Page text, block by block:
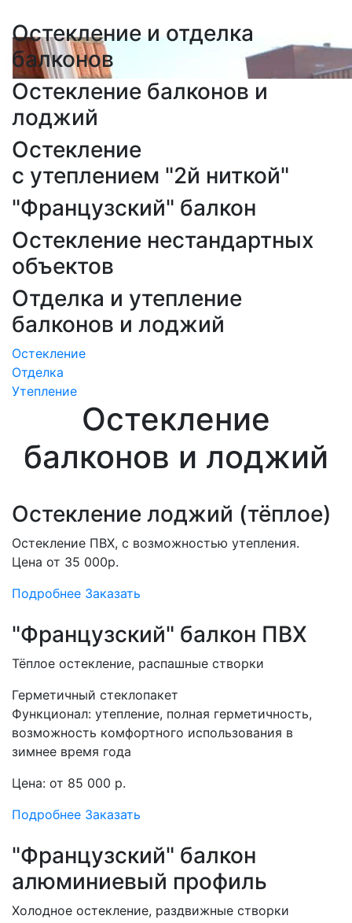
Остекление и отделка
балконов
Остекление балконов и
лоджий
Остекление
с утеплением "2й ниткой"
"Французский" балкон
Остекление нестандартных
объектов
Отделка и утепление
балконов и лоджий
Остекление
Отделка
Утепление
Остекление
балконов и лоджий
Остекление лоджий (тёплое)
Остекление ПВХ, с возможностью утепления.
Цена от 35 000р.
Подробнее Заказать
"Французский" балкон ПВХ
Тёплое остекление, распашные створки
Герметичный стеклопакет
Функционал: утепление, полная герметичность,
возможность комфортного использования в
зимнее время года
Цена: от 85 000 р.
Подробнее Заказать
"Французский" балкон
алюминиевый профиль
Холодное остекление, раздвижные створки